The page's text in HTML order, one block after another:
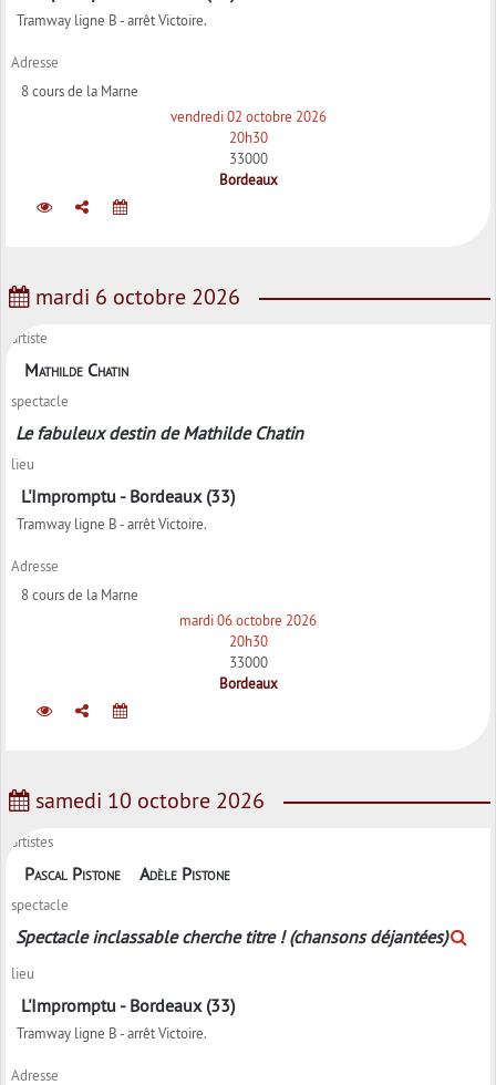
Tramway ligne B - arrêt Victoire.
Adresse
8 cours de la Marne
vendredi 02 octobre 2026
20h30
33000
Bordeaux
mardi 6 octobre 2026
artiste
Mathilde Chatin
spectacle
Le fabuleux destin de Mathilde Chatin
lieu
L'Impromptu - Bordeaux (33)
Tramway ligne B - arrêt Victoire.
Adresse
8 cours de la Marne
mardi 06 octobre 2026
20h30
33000
Bordeaux
samedi 10 octobre 2026
artistes
Pascal Pistone Adèle Pistone
spectacle
Spectacle inclassable cherche titre ! (chansons déjantées)
lieu
L'Impromptu - Bordeaux (33)
Tramway ligne B - arrêt Victoire.
Adresse